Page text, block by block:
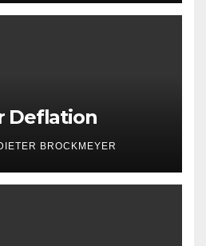
Deflation
BROCKMEYER